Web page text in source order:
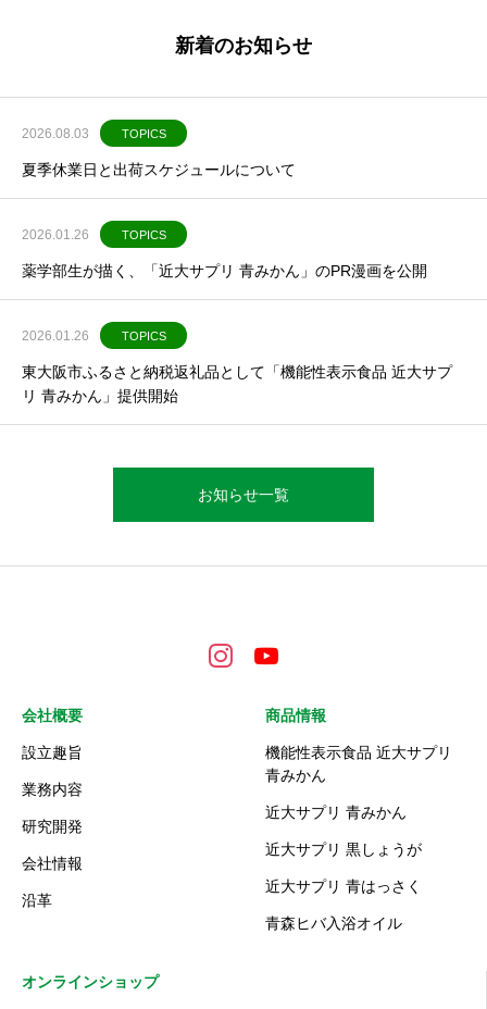
新着のお知らせ
2026.08.03 TOPICS
夏季休業日と出荷スケジュールについて
2026.01.26 TOPICS
薬学部生が描く、「近大サプリ 青みかん」のPR漫画を公開
2026.01.26 TOPICS
東大阪市ふるさと納税返礼品として「機能性表示食品 近大サプ
リ 青みかん」提供開始
お知らせ一覧
会社概要
設立趣旨
業務内容
研究開発
会社情報
沿革
商品情報
機能性表示食品 近大サプリ
青みかん
近大サプリ 青みかん
近大サプリ 黒しょうが
近大サプリ 青はっさく
青森ヒバ入浴オイル
オンラインショップ